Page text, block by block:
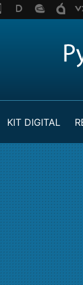
KIT DIGITAL